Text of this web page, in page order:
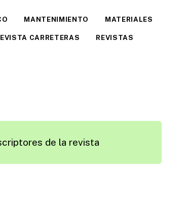
MANTENIMIENTO MATERIALES
CARRETERAS REVISTAS
de la revista